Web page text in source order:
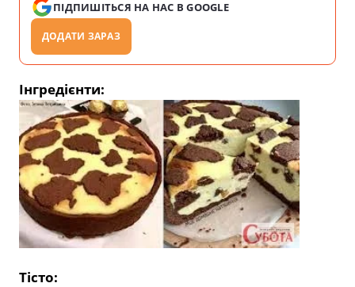
ПІДПИШІТЬСЯ НА НАС В GOOGLE
ДОДАТИ ЗАРАЗ
Інгредієнти:
Тісто: